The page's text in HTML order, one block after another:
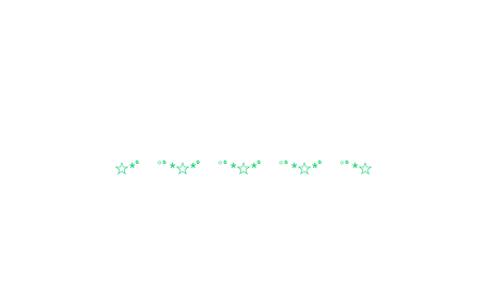
☆*ﾟ ゜ﾟ*☆*ﾟ ゜ﾟ*☆*ﾟ ゜ﾟ*☆*ﾟ ゜ﾟ*☆